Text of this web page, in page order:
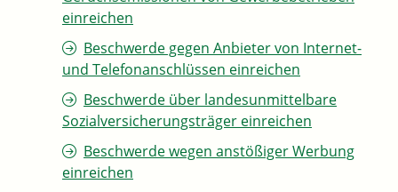
einreichen
Beschwerde gegen Anbieter von Internet-
und Telefonanschlüssen einreichen
Beschwerde über landesunmittelbare
Sozialversicherungsträger einreichen
Beschwerde wegen anstößiger Werbung
einreichen